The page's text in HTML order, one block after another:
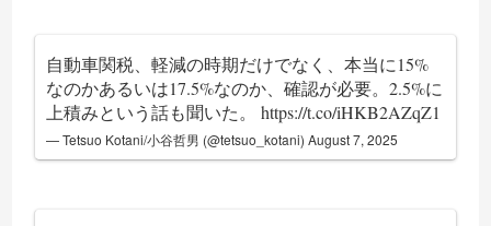
自動車関税、軽減の時期だけでなく、本当に15%
なのかあるいは17.5%なのか、確認が必要。2.5%に
上積みという話も聞いた。https://t.co/iHKB2AZqZ1
— Tetsuo Kotani/小谷哲男 (@tetsuo_kotani)August 7, 2025